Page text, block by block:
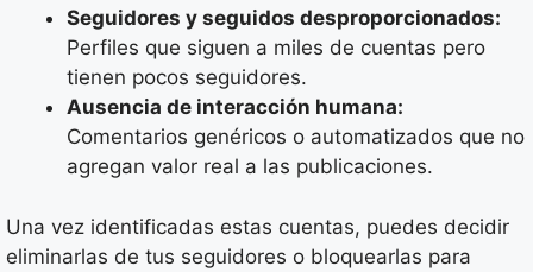
Seguidores y seguidos desproporcionados:
Perfiles que siguen a miles de cuentas pero
tienen pocos seguidores.
Ausencia de interacción humana:
Comentarios genéricos o automatizados que no
agregan valor real a las publicaciones.
Una vez identificadas estas cuentas, puedes decidir
eliminarlas de tus seguidores o bloquearlas para